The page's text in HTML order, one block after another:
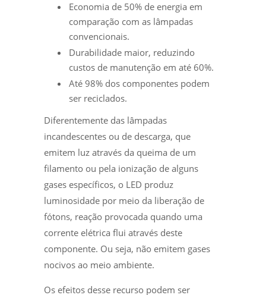
Economia de 50% de energia em
comparação com as lâmpadas
convencionais.
Durabilidade maior, reduzindo
custos de manutenção em até 60%.
Até 98% dos componentes podem
ser reciclados.
Diferentemente das lâmpadas
incandescentes ou de descarga, que
emitem luz através da queima de um
filamento ou pela ionização de alguns
gases específicos, o LED produz
luminosidade por meio da liberação de
fótons, reação provocada quando uma
corrente elétrica flui através deste
componente. Ou seja, não emitem gases
nocivos ao meio ambiente.
Os efeitos desse recurso podem ser